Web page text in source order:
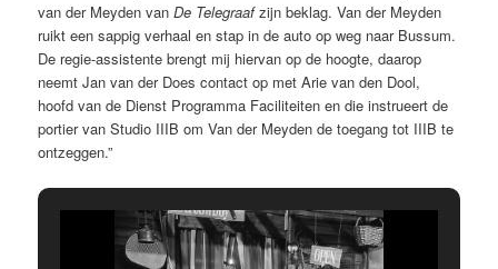
van der Meyden vanDe Telegraafzijn beklag. Van der Meyden
ruikt een sappig verhaal en stap in de auto op weg naar Bussum.
De regie-assistente brengt mij hiervan op de hoogte, daarop
neemt Jan van der Does contact op met Arie van den Dool,
hoofd van de Dienst Programma Faciliteiten en die instrueert de
portier van Studio IIIB om Van der Meyden de toegang tot IIIB te
ontzeggen.”